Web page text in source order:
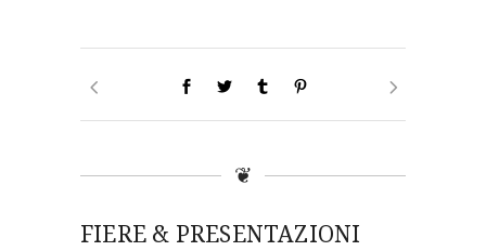
❦
FIERE & PRESENTAZIONI